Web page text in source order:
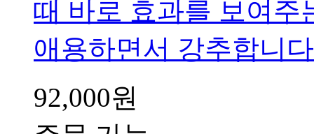
때 바로 효과를 보여주
애용하면서 강추합니
92,000원